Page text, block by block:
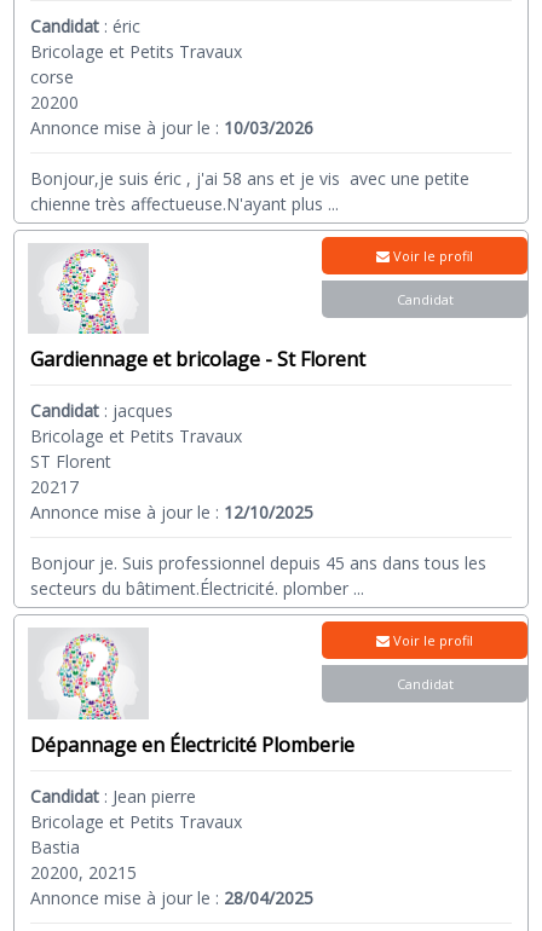
Candidat : éric
Bricolage et Petits Travaux
corse
20200
Annonce mise à jour le : 10/03/2026
Bonjour,je suis éric , j'ai 58 ans et je vis avec une petite
chienne très affectueuse.N'ayant plus ...
Gardiennage et bricolage - St Florent
Candidat : jacques
Bricolage et Petits Travaux
ST Florent
20217
Annonce mise à jour le : 12/10/2025
Bonjour je. Suis professionnel depuis 45 ans dans tous les
secteurs du bâtiment.Électricité. plomber ...
Voir le profil
Candidat
Dépannage en Électricité Plomberie
Candidat : Jean pierre
Bricolage et Petits Travaux
Bastia
20200, 20215
Annonce mise à jour le : 28/04/2025
Voir le profil
Candidat